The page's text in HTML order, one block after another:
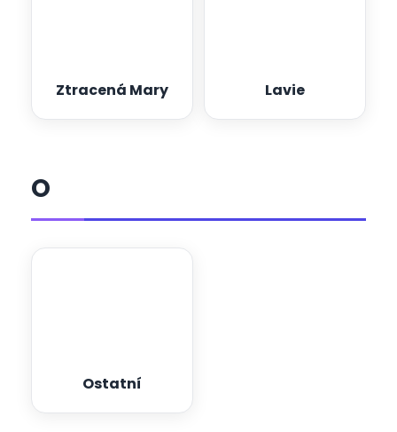
Ztracená Mary Lavie
O
Ostatní